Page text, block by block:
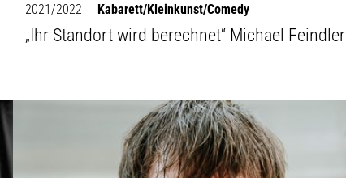
2021/2022 Kabarett/Kleinkunst/Comedy
„Ihr Standort wird berechnet“ Michael Feindler